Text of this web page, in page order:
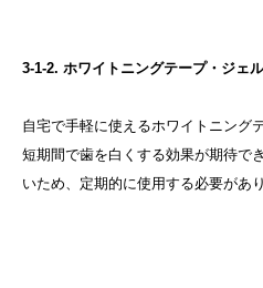
3-1-2. ホワイトニングテープ・ジェル
自宅で手軽に使えるホワイトニング
短期間で歯を白くする効果が期待で
いため、定期的に使用する必要があり